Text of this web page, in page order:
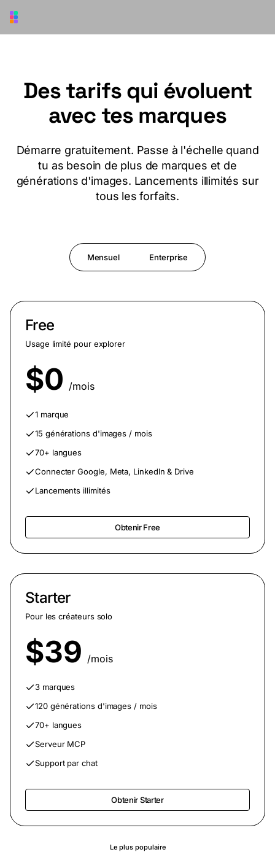
Des tarifs qui évoluent
avec tes marques
Démarre gratuitement. Passe à l'échelle quand
tu as besoin de plus de marques et de
générations d'images. Lancements illimités sur
tous les forfaits.
Mensuel Enterprise
Forfaits de tarification
Free
Usage limité pour explorer
$0 /mois
1 marque
15 générations d'images / mois
70+ langues
Connecter Google, Meta, LinkedIn & Drive
Lancements illimités
Obtenir Free
Starter
Pour les créateurs solo
$39 /mois
3 marques
120 générations d'images / mois
70+ langues
Serveur MCP
Support par chat
Obtenir Starter
Le plus populaire